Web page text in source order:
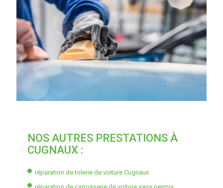
NOS AUTRES PRESTATIONS À
CUGNAUX :
réparation de tolerie de voiture Cugnaux